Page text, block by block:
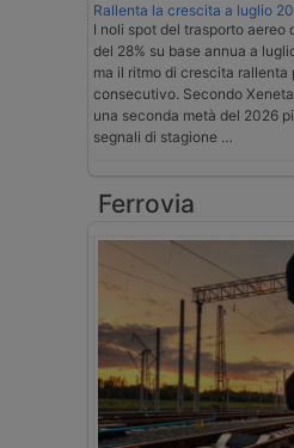
Rallenta la crescita a luglio
I noli spot del trasporto aereo
del 28% su base annua a
ma il ritmo di crescita rallenta
consecutivo. Secondo
una seconda metà del 2026
segnali di stagione …
Ferrovia